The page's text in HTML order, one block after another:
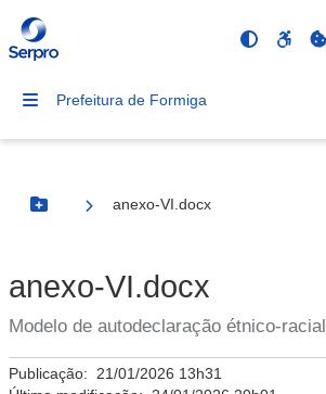
Prefeitura de Formiga
Botão Menu
anexo-VI.docx
anexo-VI.docx
Modelo de autodeclaração étnico-racial
Publicação: 21/01/2026 13h31